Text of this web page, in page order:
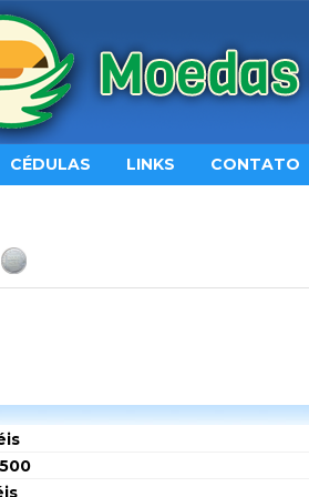
CÉDULAS LINKS CONTATO